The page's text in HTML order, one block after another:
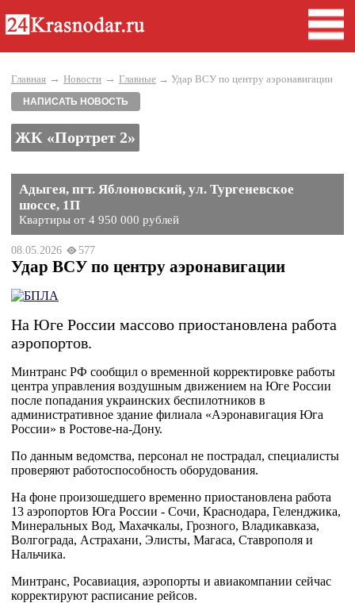
Главная → Новости → Главные → Удар ВСУ по центру аэронавигации
НАПИСАТЬ НОВОСТЬ
ЖК «Портрет 2»
Адыгея, пгт. Яблоновский, ул. Тургеневское
шоссе, 1П
Квартиры от 4 950 000 рублей
08.05.2026 577
Удар ВСУ по центру аэронавигации
На Юге России массово приостановлена работа
аэропортов.
Минтранс РФ сообщил о временной корректировке работы
центра управления воздушным движением на Юге России
после попадания украинских беспилотников в
административное здание филиала «Аэронавигация Юга
России» в Ростове-на-Дону.
По данным ведомства, персонал не пострадал, специалисты
проверяют работоспособность оборудования.
На фоне произошедшего временно приостановлена работа
13 аэропортов Юга России - Сочи, Краснодара, Геленджика,
Минеральных Вод, Махачкалы, Грозного, Владикавказа,
Волгограда, Астрахани, Элисты, Магаса, Ставрополя и
Нальчика.
Минтранс, Росавиация, аэропорты и авиакомпании сейчас
корректируют расписание рейсов.